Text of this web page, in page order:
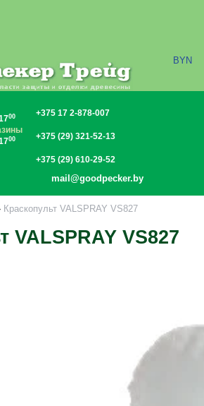
BYN
00
00
+375 17 2-878-007
+375 (29) 321-52-13
+375 (29) 610-29-52
mail@goodpecker.by
Краскопульт VALSPRAY VS827
VALSPRAY VS827